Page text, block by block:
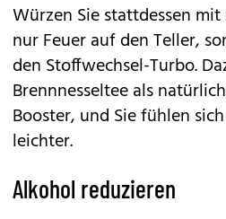
Würzen Sie stattdessen
nur Feuer auf den Teller,
den Stoffwechsel-Turbo.
Brennnesseltee als
Booster, und Sie fühlen
leichter.
Alkohol reduzieren